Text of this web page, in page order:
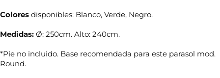
Colores disponibles: Blanco, Verde, Negro.
Medidas: Ø: 250cm. Alto: 240cm.
*Pie no incluido. Base recomendada para este parasol mod.
Round.